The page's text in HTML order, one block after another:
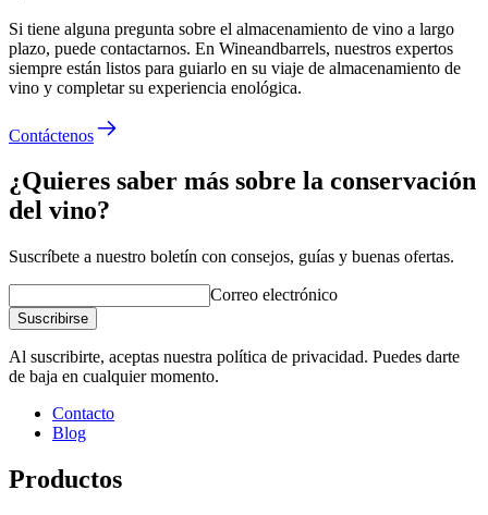
Si tiene alguna pregunta sobre el almacenamiento de vino a largo
plazo, puede contactarnos. En Wineandbarrels, nuestros expertos
siempre están listos para guiarlo en su viaje de almacenamiento de
vino y completar su experiencia enológica.
Contáctenos
¿Quieres saber más sobre la conservación
del vino?
Suscríbete a nuestro boletín con consejos, guías y buenas ofertas.
Correo electrónico
Suscribirse
Al suscribirte, aceptas nuestra política de privacidad. Puedes darte
de baja en cualquier momento.
Contacto
Blog
Productos